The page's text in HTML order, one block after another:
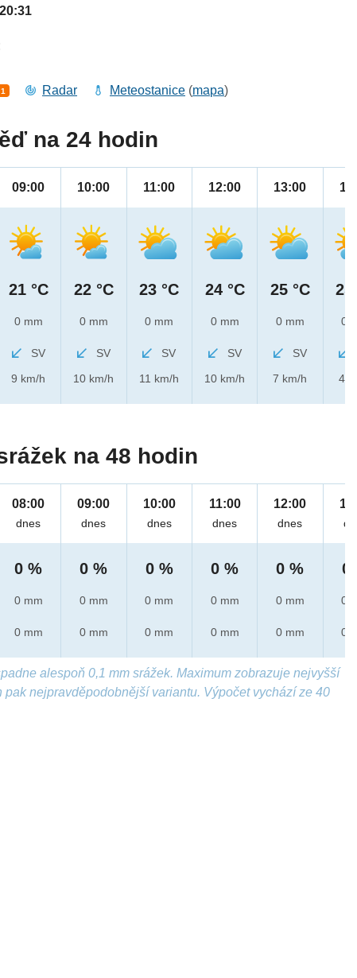
20:31
1 Radar Meteostanice (mapa)
na 24 hodin
09:00
21 °C
0 mm
SV
9 km/h
10:00
22 °C
0 mm
SV
10 km/h
11:00
23 °C
0 mm
SV
11 km/h
12:00
24 °C
0 mm
SV
10 km/h
13:00
25 °C
0 mm
SV
7 km/h
25
0
4
na 48 hodin
08:00
dnes
0 %
0 mm
0 mm
09:00
dnes
0 %
0 mm
0 mm
10:00
dnes
0 %
0 mm
0 mm
11:00
dnes
0 %
0 mm
0 mm
12:00
dnes
0 %
0 mm
0 mm
0
0
0
alespoň 0,1 mm srážek. Maximum zobrazuje nejvyšší
nejpravděpodobnější variantu. Výpočet vychází ze 40